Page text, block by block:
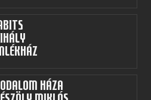
Háza